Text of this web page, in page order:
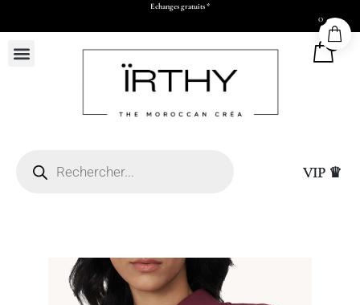
Echanges gratuits *
0
VIP ♛
0
+ ADD